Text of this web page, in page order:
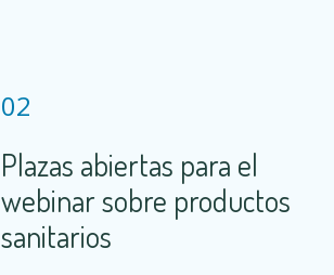
02
Plazas abiertas para el
webinar sobre productos
sanitarios